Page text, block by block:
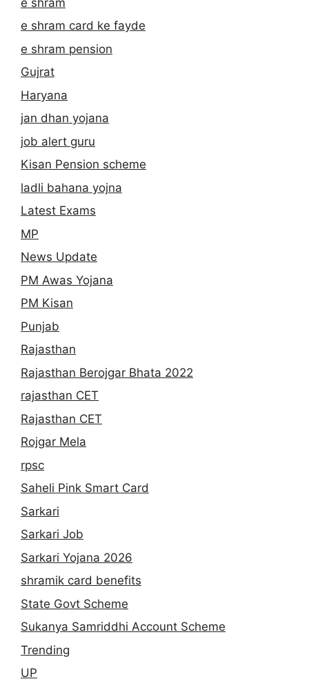
e shram card ke fayde
e shram pension
Gujrat
Haryana
jan dhan yojana
job alert guru
Kisan Pension scheme
ladli bahana yojna
Latest Exams
MP
News Update
PM Awas Yojana
PM Kisan
Punjab
Rajasthan
Rajasthan Berojgar Bhata 2022
rajasthan CET
Rajasthan CET
Rojgar Mela
rpsc
Saheli Pink Smart Card
Sarkari
Sarkari Job
Sarkari Yojana 2026
shramik card benefits
State Govt Scheme
Sukanya Samriddhi Account Scheme
Trending
UP